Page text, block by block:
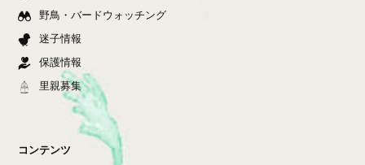
野鳥・バードウォッチング
迷子情報
保護情報
里親募集
コンテンツ